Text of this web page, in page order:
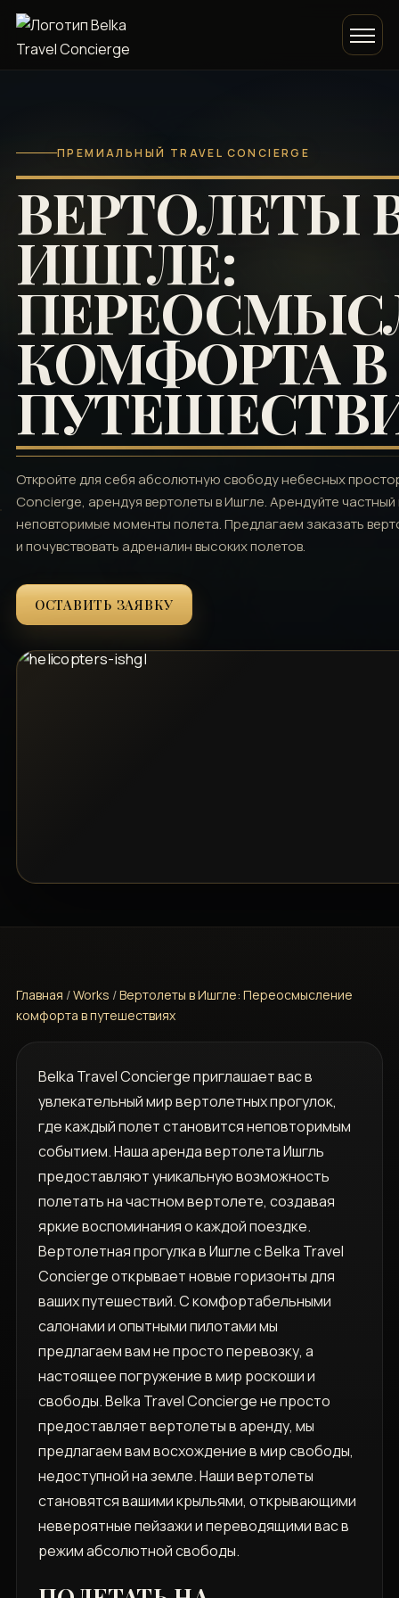
ПРЕМИАЛЬНЫЙ TRAVEL CONCIERGE
ВЕРТОЛЕТЫ
ИШГЛЕ:
КОМФОРТА В
Откройте для себя абсолютную свободу небесных
Concierge, арендуя вертолеты в Ишгле. Арендуйте частный
неповторимые моменты полета. Предлагаем заказать
и почувствовать адреналин высоких полетов.
ОСТАВИТЬ ЗАЯВКУ
Главная /Works /Вертолеты в Ишгле: Переосмысление
комфорта в путешествиях
Belka Travel Concierge приглашает вас в
увлекательный мир вертолетных прогулок,
где каждый полет становится неповторимым
событием. Наша аренда вертолета Ишгль
предоставляют уникальную возможность
полетать на частном вертолете, создавая
яркие воспоминания о каждой поездке.
Вертолетная прогулка в Ишгле с Belka Travel
Concierge открывает новые горизонты для
ваших путешествий. С комфортабельными
салонами и опытными пилотами мы
предлагаем вам не просто перевозку, а
настоящее погружение в мир роскоши и
свободы. Belka Travel Concierge не просто
предоставляет вертолеты в аренду, мы
предлагаем вам восхождение в мир свободы,
недоступной на земле. Наши вертолеты
становятся вашими крыльями, открывающими
невероятные пейзажи и переводящими вас в
режим абсолютной свободы.